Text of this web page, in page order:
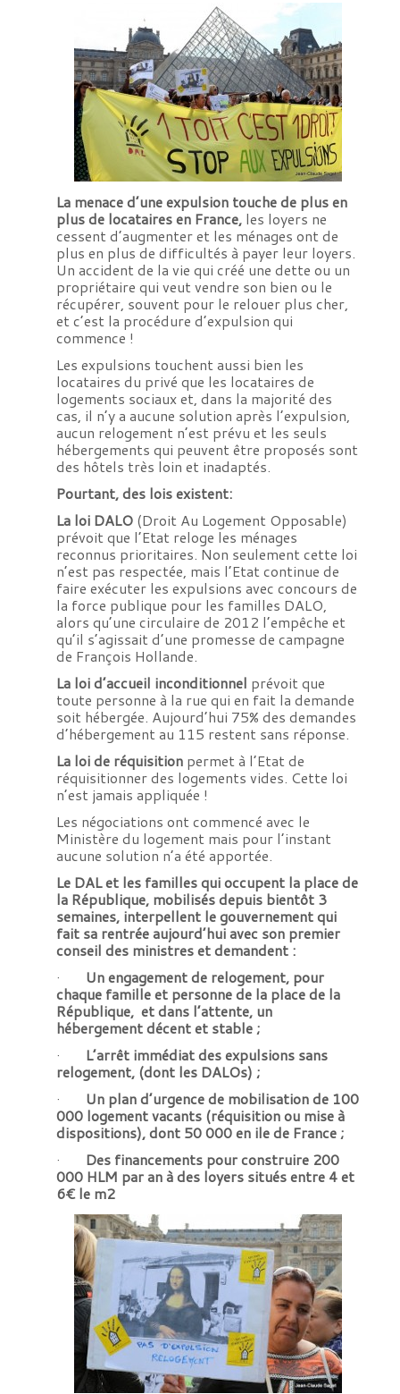
La menace d’une expulsion touche de plus en
plus de locataires en France,les loyers ne
cessent d’augmenter et les ménages ont de
plus en plus de difficultés à payer leur loyers.
Un accident de la vie qui créé une dette ou un
propriétaire qui veut vendre son bien ou le
récupérer, souvent pour le relouer plus cher,
et c’est la procédure d’expulsion qui
commence !
Les expulsions touchent aussi bien les
locataires du privé que les locataires de
logements sociaux et, dans la majorité des
cas, il n’y a aucune solution après l’expulsion,
aucun relogement n’est prévu et les seuls
hébergements qui peuvent être proposés sont
des hôtels très loin et inadaptés.
Pourtant, des lois existent:
La loi DALO(Droit Au Logement Opposable)
prévoit que l’Etat reloge les ménages
reconnus prioritaires. Non seulement cette loi
n’est pas respectée, mais l’Etat continue de
faire exécuter les expulsions avec concours de
la force publique pour les familles DALO,
alors qu’une circulaire de 2012 l’empêche et
qu’il s’agissait d’une promesse de campagne
de François Hollande.
La loi d’accueil inconditionnel prévoit que
toute personne à la rue qui en fait la demande
soit hébergée. Aujourd’hui 75% des demandes
d’hébergement au 115 restent sans réponse.
La loi de réquisitionpermet à l’Etat de
réquisitionner des logements vides. Cette loi
n’est jamais appliquée !
Les négociations ont commencé avec le
Ministère du logement mais pour l’instant
aucune solution n’a été apportée.
Le DAL et les familles qui occupent la place de
la République, mobilisés depuis bientôt 3
semaines, interpellent le gouvernement qui
fait sa rentrée aujourd’hui avec son premier
conseil des ministres et demandent :
·
Un engagement de relogement, pour
chaque famille et personne de la place de la
République, et dans l’attente, un
hébergement décent et stable ;
·
L’arrêt immédiat des expulsions sans
relogement, (dont les DALOs) ;
·
Un plan d’urgence de mobilisation de 100
000 logement vacants (réquisition ou mise à
dispositions), dont 50 000 en ile de France ;
·
Des financements pour construire 200
000 HLM par an à des loyers situés entre 4 et
6€ le m2